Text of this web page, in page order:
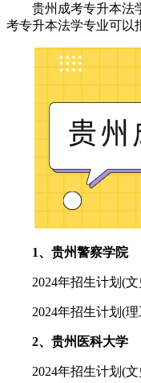
贵州成考专升本法学
考专升本法学专业可以
1、贵州警察学院
2024年招生计划(文
2024年招生计划(理
2、贵州医科大学
2024年招生计划(文